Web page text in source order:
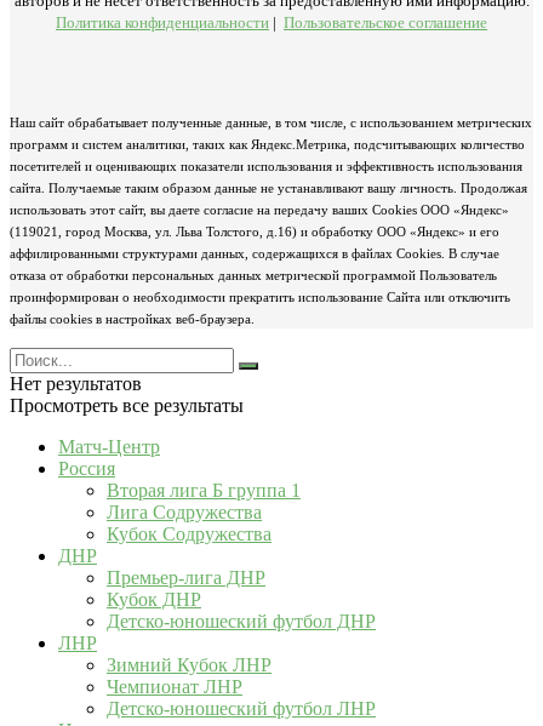
Политика конфиденциальности | Пользовательское соглашение
Наш сайт обрабатывает полученные данные, в том числе, с использованием метрических
программ и систем аналитики, таких как Яндекс.Метрика, подсчитывающих количество
посетителей и оценивающих показатели использования и эффективность использования
сайта. Получаемые таким образом данные не устанавливают вашу личность. Продолжая
использовать этот сайт, вы даете согласие на передачу ваших Cookies ООО «Яндекс»
(119021, город Москва, ул. Льва Толстого, д.16) и обработку ООО «Яндекс» и его
аффилированными структурами данных, содержащихся в файлах Cookies. В случае
отказа от обработки персональных данных метрической программой Пользователь
проинформирован о необходимости прекратить использование Сайта или отключить
файлы cookies в настройках веб-браузера.
Нет результатов
Просмотреть все результаты
Матч-Центр
Россия
Вторая лига Б группа 1
Лига Содружества
Кубок Содружества
ДНР
Премьер-лига ДНР
Кубок ДНР
Детско-юношеский футбол ДНР
ЛНР
Зимний Кубок ЛНР
Чемпионат ЛНР
Детско-юношеский футбол ЛНР